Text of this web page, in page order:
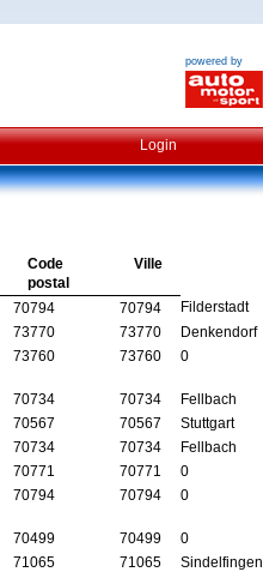
powered by
Login
Code
postal
Ville
70794 70794
Filderstadt
73770 73770
Denkendorf
73760 73760 0
70734 70734
Fellbach
70567 70567
Stuttgart
70734 70734
Fellbach
70771 70771
0
70794 70794 0
70499 70499
0
71065 71065 Sindelfingen